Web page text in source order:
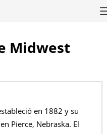
Midwest
en 1882 y su
Pierce, Nebraska. El